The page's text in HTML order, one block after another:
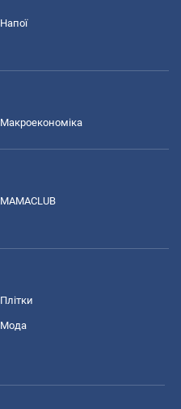
Напої
Макроекономіка
MAMACLUB
Плітки
Мода